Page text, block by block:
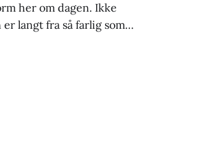
her om dagen. Ikke
langt fra så farlig som
her i landet. Det anslås